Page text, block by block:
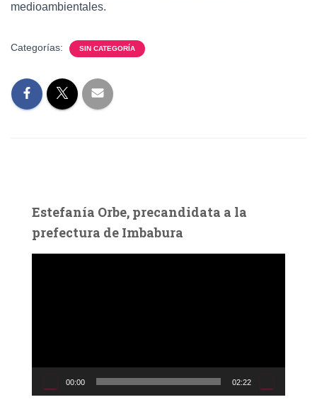
medioambientales.
Categorías: SIN CATEGORÍA
Estefanía Orbe, precandidata a la
prefectura de Imbabura
c
00:00 02:22